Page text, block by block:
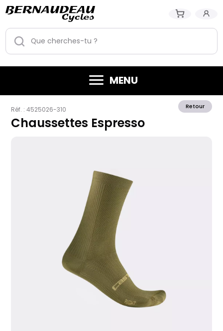
MENU
Retour
Réf. : 4525026-310
Chaussettes Espresso